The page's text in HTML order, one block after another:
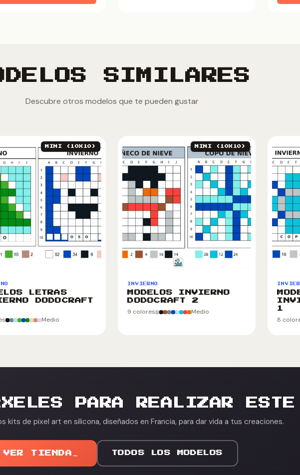
SIMILARES
Descubre otros modelos que te pueden gustar
MINI (10X10)
LETRAS
DODOCRAFT
Medio
MINI (10X10)
INVIERNO
MODELOS INVIERNO
DODOCRAFT 2
9 colores Medio
1
8
PARA REALIZAR ESTE
kits de pixel art en silicona, diseñados en Francia, para dar vida a tus creaciones.
VER TIENDA → TODOS LOS MODELOS